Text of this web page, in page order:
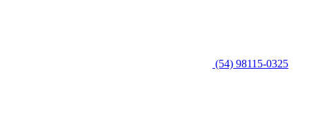
(54) 98115-0325